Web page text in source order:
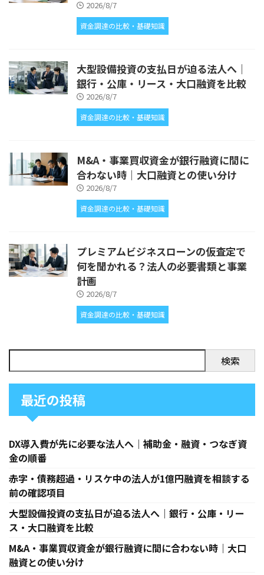
2026/8/7
資金調達の比較・基礎知識
大型設備投資の支払日が迫る法人へ｜
銀行・公庫・リース・大口融資を比較
2026/8/7
資金調達の比較・基礎知識
M&A・事業買収資金が銀行融資に間に
合わない時｜大口融資との使い分け
2026/8/7
資金調達の比較・基礎知識
プレミアムビジネスローンの仮査定で
何を聞かれる？法人の必要書類と事業
計画
2026/8/7
資金調達の比較・基礎知識
検索
最近の投稿
DX導入費が先に必要な法人へ｜補助金・融資・つなぎ資
金の順番
赤字・債務超過・リスケ中の法人が1億円融資を相談する
前の確認項目
大型設備投資の支払日が迫る法人へ｜銀行・公庫・リー
ス・大口融資を比較
M&A・事業買収資金が銀行融資に間に合わない時｜大口
融資との使い分け